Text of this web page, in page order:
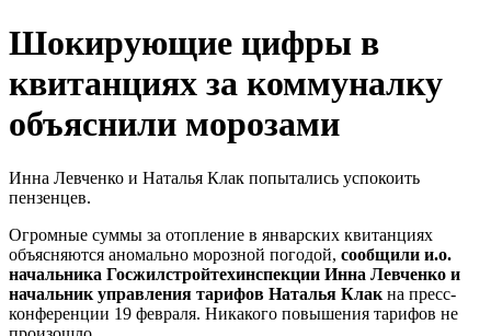
Шокирующие цифры в
квитанциях за коммуналку
объяснили морозами
Инна Левченко и Наталья Клак попытались успокоить
пензенцев.
Огромные суммы за отопление в январских квитанциях
объясняются аномально морозной погодой, сообщили и.о.
начальника Госжилстройтехинспекции Инна Левченко и
начальник управления тарифов Наталья Клак на пресс-
конференции 19 февраля. Никакого повышения тарифов не